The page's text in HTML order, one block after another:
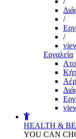
/
/
Εργαλεία
HEALTH &
YOU CAN